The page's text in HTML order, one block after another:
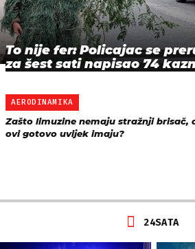
To nije fer: Policajac se
za šest sati napisao 74
AERODINAMIKA
Zašto limuzine nemaju stražnji brisač,
ovi gotovo uvijek imaju?